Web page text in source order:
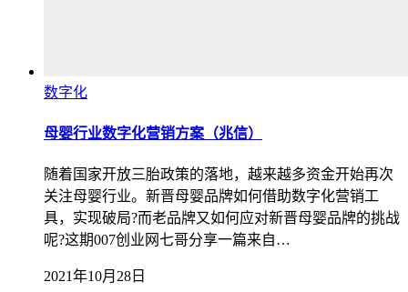
数字化
母婴行业数字化营销方案（兆信）
随着国家开放三胎政策的落地，越来越多资金开始再次
关注母婴行业。新晋母婴品牌如何借助数字化营销工
具，实现破局?而老品牌又如何应对新晋母婴品牌的挑战
呢?这期007创业网七哥分享一篇来自…
2021年10月28日